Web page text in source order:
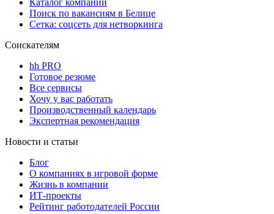
Поиск по вакансиям в Белице
Сетка: соцсеть для нетворкинга
Соискателям
hh PRO
Готовое резюме
Все сервисы
Хочу у вас работать
Производственный календарь
Экспертная рекомендация
Новости и статьи
Блог
О компаниях в игровой форме
Жизнь в компании
ИТ-проекты
Рейтинг работодателей России